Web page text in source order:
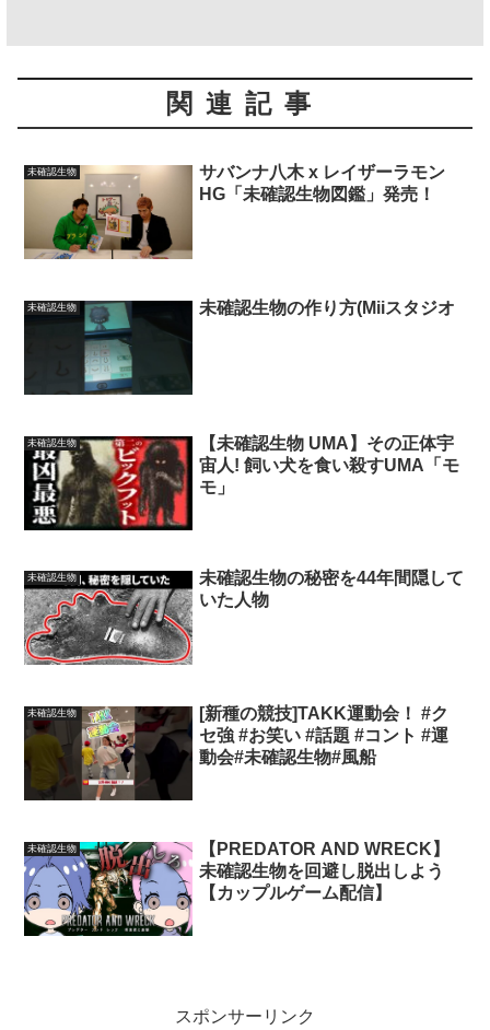
関連記事
未確認生物
サバンナ八木 x レイザーラモン
HG「未確認生物図鑑」発売！
未確認生物 未確認生物の作り方(Miiスタジオ
未確認生物
【未確認生物 UMA】その正体宇
宙人! 飼い犬を食い殺すUMA「モ
モ」
未確認生物
未確認生物の秘密を44年間隠して
いた人物
未確認生物
[新種の競技]TAKK運動会！ #ク
セ強 #お笑い #話題 #コント #運
動会#未確認生物#風船
未確認生物
【PREDATOR AND WRECK】
未確認生物を回避し脱出しよう
【カップルゲーム配信】
スポンサーリンク